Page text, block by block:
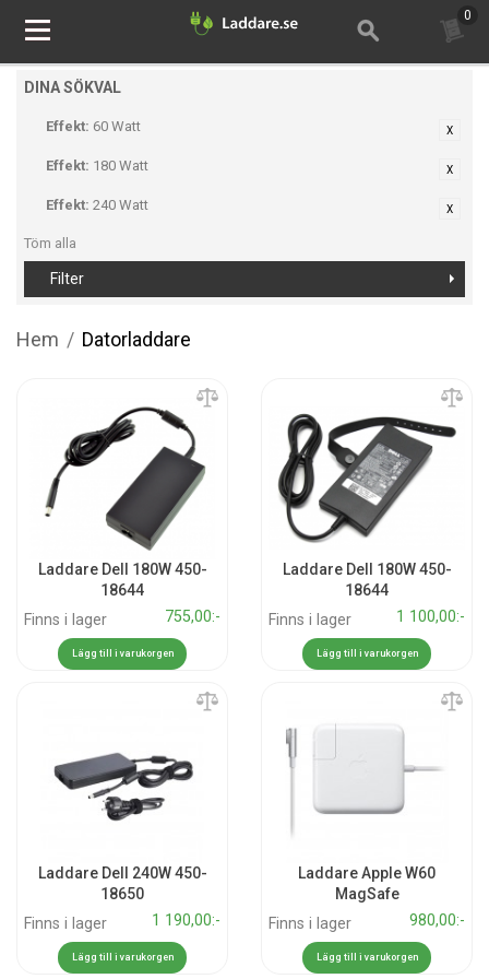
0
DINA SÖKVAL
Effekt: 60 Watt
Effekt: 180 Watt
Effekt: 240 Watt
Töm alla
Filter
Hem / Datorladdare
Laddare Dell 180W 450-
18644
Finns i lager
755,00:-
Lägg till i varukorgen
Laddare Dell 180W 450-
18644
Finns i lager
1 100,00:-
Lägg till i varukorgen
Laddare Dell 240W 450-
18650
Finns i lager
1 190,00:-
Lägg till i varukorgen
Laddare Apple W60
MagSafe
Finns i lager
980,00:-
Lägg till i varukorgen